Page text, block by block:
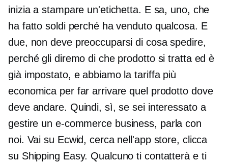
inizia a stampare un'etichetta. E sa, uno, che
ha fatto soldi perché ha venduto qualcosa. E
due, non deve preoccuparsi di cosa spedire,
perché gli diremo di che prodotto si tratta ed è
già impostato, e abbiamo la tariffa più
economica per far arrivare quel prodotto dove
deve andare. Quindi, sì, se sei interessato a
gestire un e-commercebusiness, parla con
noi. Vai su Ecwid, cerca nell'app store, clicca
su Shipping Easy. Qualcuno ti contatterà e ti